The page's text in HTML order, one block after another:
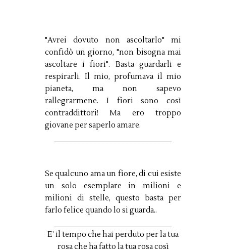
"Avrei dovuto non ascoltarlo" mi
confidò un giorno, "non bisogna mai
ascoltare i fiori". Basta guardarli e
respirarli. Il mio, profumava il mio
pianeta, ma non sapevo
rallegrarmene. I fiori sono così
contraddittori! Ma ero troppo
giovane per saperlo amare.
Se qualcuno ama un fiore, di cui esiste
un solo esemplare in milioni e
milioni di stelle, questo basta per
farlo felice quando lo si guarda..
E’ il tempo che hai perduto per la tua
rosa che ha fatto la tua rosa così